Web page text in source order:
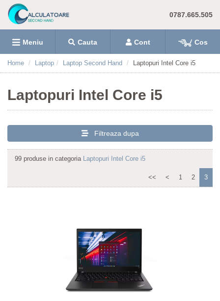
0787.665.505
Meniu Cauta Cont Cos
Home Laptop Laptop Second Hand Laptopuri Intel Core i5
Format mediu stocare
M.2
2,5 inch
Tastatura
Tastatura iluminata
(64)
Cu tastatura numerica
Camera Web
Da (96)
Touchscreen
(24)
Laptopuri Intel Core i5
Filtreaza dupa
99 produse in categoria Laptopuri Intel Core i5
<< < 1 2 3